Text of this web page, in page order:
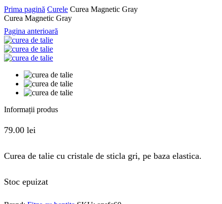
Prima pagină Curele Curea Magnetic Gray
Curea Magnetic Gray
Pagina anterioară
Informații produs
79.00 lei
Curea de talie cu cristale de sticla gri, pe baza elastica.
Stoc epuizat